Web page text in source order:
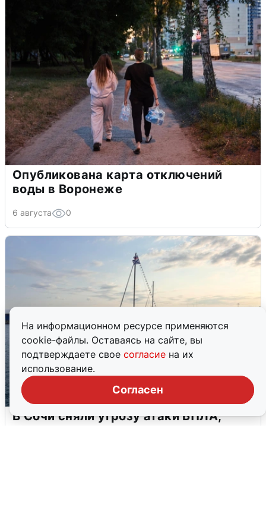
На информационном ресурсе применяются
cookie-файлы. Оставаясь на сайте, вы
подтверждаете свое согласие на их
использование.
Согласен
Опубликована карта отключений
воды в Воронеже
6 августа 0
В Сочи сняли угрозу атаки БПЛА,